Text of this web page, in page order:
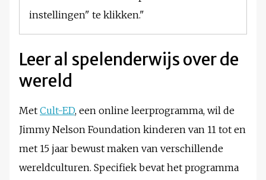
instellingen" te klikken."
Leer al spelenderwijs over de
wereld
Met Cult-ED, een online leerprogramma, wil de
Jimmy Nelson Foundation kinderen van 11 tot en
met 15 jaar bewust maken van verschillende
wereldculturen. Specifiek bevat het programma